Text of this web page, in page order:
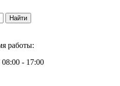
работы:
- 17:00